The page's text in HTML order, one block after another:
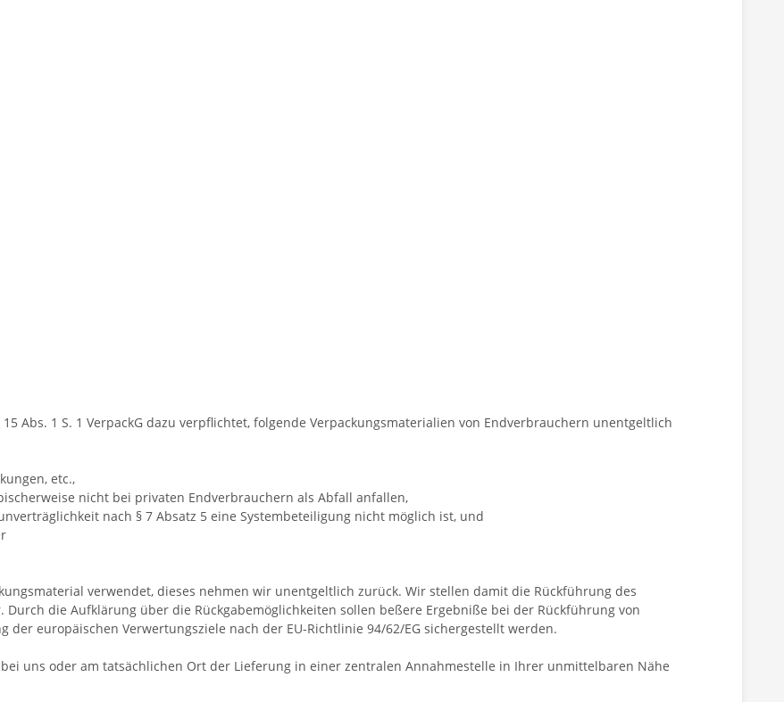
Abs. 1 S. 1 VerpackG dazu verpflichtet, folgende Verpackungsmaterialien von Endverbrauchern unentgeltlich
etc.,
nicht bei privaten Endverbrauchern als Abfall anfallen,
nach § 7 Absatz 5 eine Systembeteiligung nicht möglich ist, und
verwendet, dieses nehmen wir unentgeltlich zurück. Wir stellen damit die Rückführung des
die Aufklärung über die Rückgabemöglichkeiten sollen beßere Ergebniße bei der Rückführung von
europäischen Verwertungsziele nach der EU-Richtlinie 94/62/EG sichergestellt werden.
uns oder am tatsächlichen Ort der Lieferung in einer zentralen Annahmestelle in Ihrer unmittelbaren Nähe